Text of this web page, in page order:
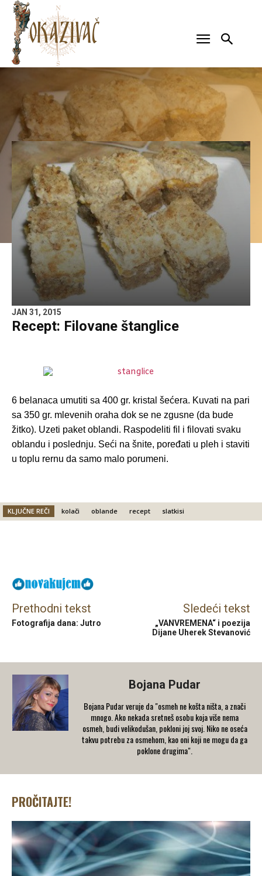
JAN 31, 2015
Recept: Filovane štanglice
6 belanaca umutiti sa 400 gr. kristal šećera. Kuvati na pari
sa 350 gr. mlevenih oraha dok se ne zgusne (da bude
žitko). Uzeti paket oblandi. Raspodeliti fil i filovati svaku
oblandu i poslednju. Seći na šnite, poređati u pleh i staviti
u toplu rernu da samo malo porumeni.
KLJUČNE REČI kolači oblande recept slatkisi
Prethodni tekst
Fotografija dana: Jutro
Sledeći tekst
„VANVREMENA“ i poezija
Dijane Uherek Stevanović
Bojana Pudar
Bojana Pudar veruje da "osmeh ne košta ništa, a znači
mnogo. Ako nekada sretneš osobu koja više nema
osmeh, budi velikodušan, pokloni joj svoj. Niko ne oseća
takvu potrebu za osmehom, kao oni koji ne mogu da ga
poklone drugima".
PROČITAJTE!